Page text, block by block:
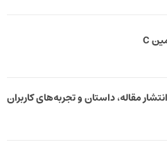
مقاله، داستان و تجربه‌های کاربران